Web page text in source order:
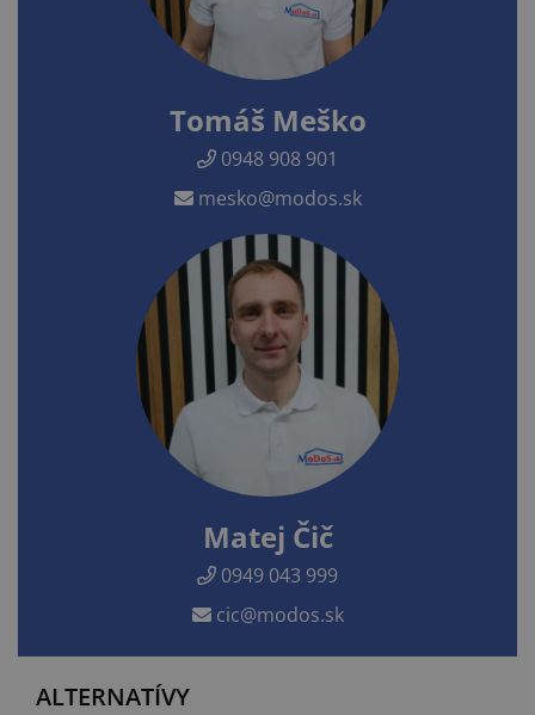
Tomáš Meško
0948 908 901
mesko@modos.sk
Matej Čič
0949 043 999
cic@modos.sk
ALTERNATÍVY